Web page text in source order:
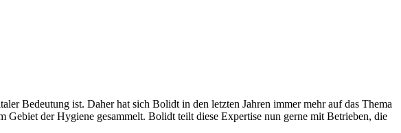
Bedeutung ist. Daher hat sich Bolidt in den letzten Jahren immer mehr auf das Thema
der Hygiene gesammelt. Bolidt teilt diese Expertise nun gerne mit Betrieben, die